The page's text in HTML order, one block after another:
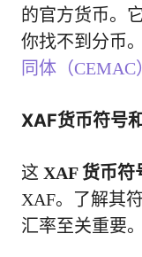
的官方货币。
你找不到分币。
同体（CEMAC
XAF货币符号
这 XAF 货币符
XAF。了解其
汇率至关重要